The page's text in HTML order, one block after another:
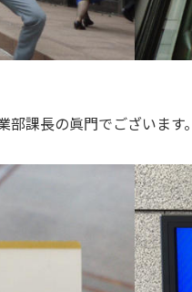
課長の眞門でございます。